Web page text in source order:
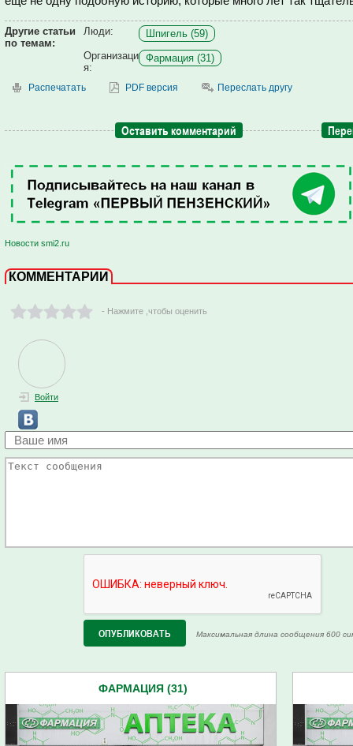
Другие статьи
по темам:
Люди:
Шпигель (59)
Организаци
я:
Фармация (31)
Распечатать PDF версия Переслать другу
Оставить комментарий
Новости smi2.ru
КОММЕНТАРИИ
- Нажмите ,чтобы оценить
Войти
Максимальная длина сообщения 600
ФАРМАЦИЯ (31)